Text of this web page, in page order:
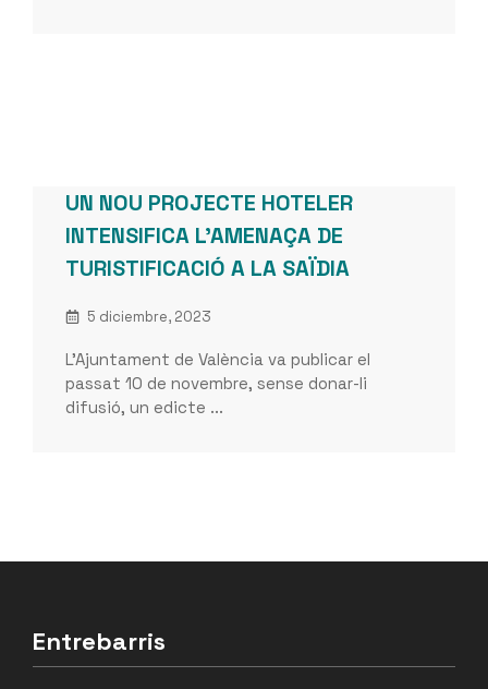
UN NOU PROJECTE HOTELER
INTENSIFICA L’AMENAÇA DE
TURISTIFICACIÓ A LA SAÏDIA
5 diciembre, 2023
L’Ajuntament de València va publicar el
passat 10 de novembre, sense donar-li
difusió, un edicte ...
Entrebarris